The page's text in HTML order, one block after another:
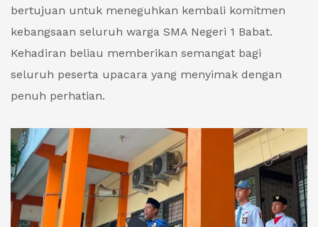
bertujuan untuk meneguhkan kembali komitmen
kebangsaan seluruh warga SMA Negeri 1 Babat.
Kehadiran beliau memberikan semangat bagi
seluruh peserta upacara yang menyimak dengan
penuh perhatian.